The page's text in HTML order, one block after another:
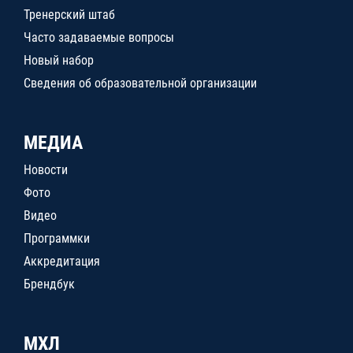
Тренерский штаб
Часто задаваемые вопросы
Новый набор
Сведения об образовательной организации
МЕДИА
Новости
Фото
Видео
Программки
Аккредитация
Брендбук
МХЛ